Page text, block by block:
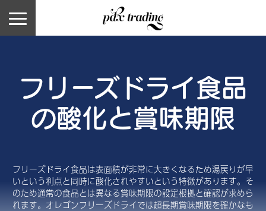
フリーズドライ食品
の酸化と賞味期限
フリーズドライ食品は表面積が非常に大きくなるため湯戻りが早
いという利点と同時に酸化されやすいという特徴があります。そ
のため通常の食品とは異なる賞味期限の設定根拠と確認が求めら
れます。オレゴンフリーズドライでは超長期賞味期限を確かなも